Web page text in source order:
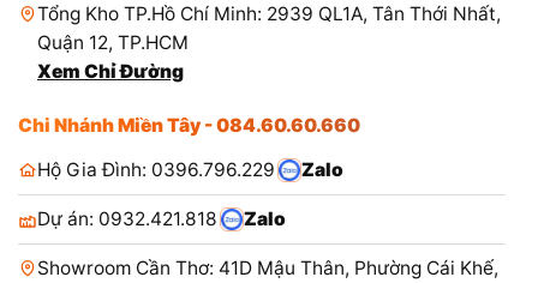
Tổng Kho TP.Hồ Chí Minh: 2939 QL1A, Tân Thới Nhất,
Quận 12, TP.HCM
Xem Chỉ Đường
Chi Nhánh Miền Tây - 084.60.60.660
Hộ Gia Đình: 0396.796.229
Zalo
Dự án: 0932.421.818 Zalo
Showroom Cần Thơ: 41D Mậu Thân, Phường Cái Khế,